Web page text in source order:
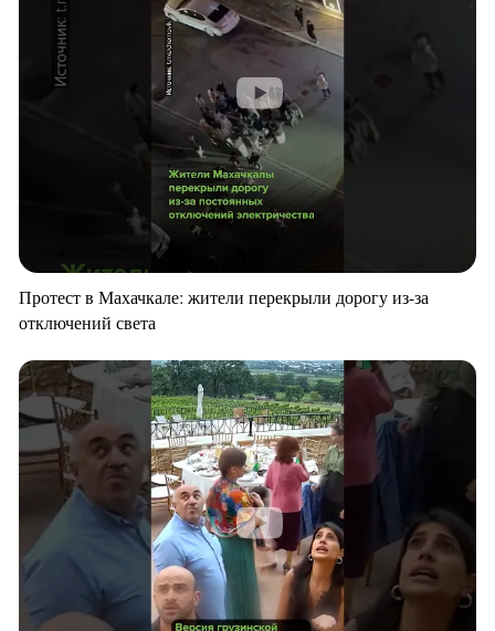
Протест в Махачкале: жители перекрыли дорогу из-за
отключений света